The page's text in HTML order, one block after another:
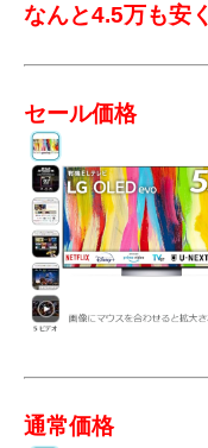
なんと4.5万も安く
セール価格
通常価格